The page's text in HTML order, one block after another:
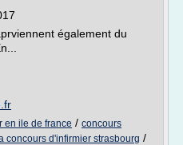
également du
en ile de france / concours
concours d'infirmier strasbourg /